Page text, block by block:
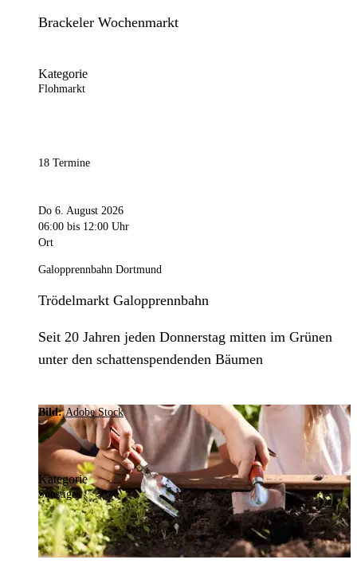
Brackeler Wochenmarkt
Kategorie
Flohmarkt
18 Termine
Do 6. August 2026
06:00 bis 12:00 Uhr
Ort
Galopprennbahn Dortmund
Trödelmarkt Galopprennbahn
Seit 20 Jahren jeden Donnerstag mitten im Grünen
unter den schattenspendenden Bäumen
Bild:Adobe Stock
Kategorie
Sonstiges